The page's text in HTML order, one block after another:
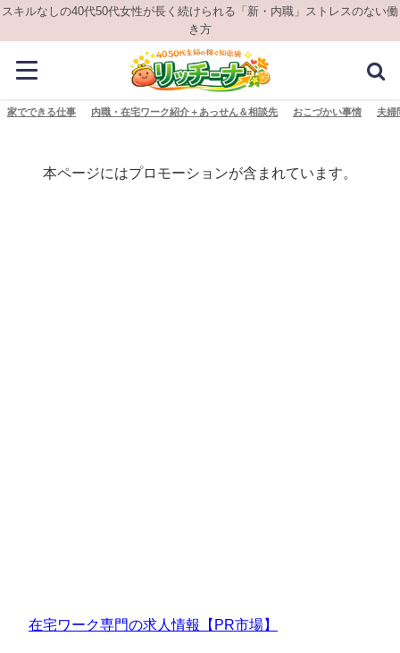
スキルなしの40代50代女性が長く続けられる「新・内職」ストレスのない働
き方
家でできる仕事 内職・在宅ワーク紹介＋あっせん＆相談先 おこづかい事情 夫婦
本ページにはプロモーションが含まれています。
在宅ワーク専門の求人情報【PR市場】